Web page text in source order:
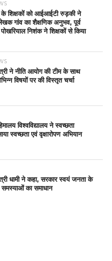
के शिक्षकों को आईआईटी रुड़की ने
गांव का शैक्षणिक अनुभव, पूर्व
पोखरियाल निशंक ने शिक्षकों से किया
ने नीति आयोग की टीम के साथ
विषयों पर की विस्तृत चर्चा
विश्वविद्यालय ने स्वच्छता
स्वच्छता एवं वृक्षारोपण अभियान
धामी ने कहा, सरकार स्वयं जनता के
समस्याओं का समाधान